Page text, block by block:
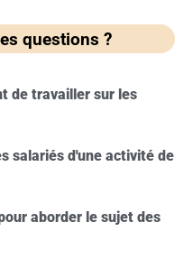
questions ?
de travailler sur les
salariés d'une activité de
aborder le sujet des